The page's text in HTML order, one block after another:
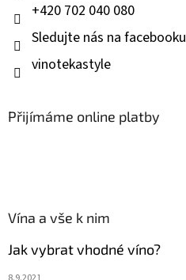
+420 702 040 080
Sledujte nás na facebooku
vinotekastyle
Přijímáme online platby
Vína a vše k nim
Jak vybrat vhodné víno?